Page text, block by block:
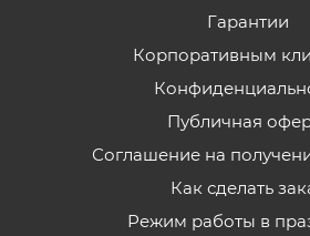
Гарантии
Корпоративным
Публичная
Соглашение на
Как сделать
Режим работы в